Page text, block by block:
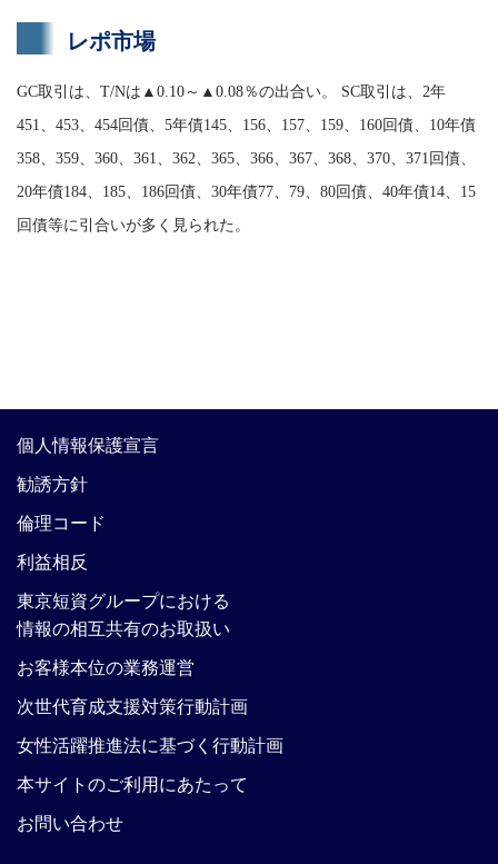
レポ市場
GC取引は、T/Nは▲0.10～▲0.08％の出合い。 SC取引は、2年
451、453、454回債、5年債145、156、157、159、160回債、10年債
358、359、360、361、362、365、366、367、368、370、371回債、
20年債184、185、186回債、30年債77、79、80回債、40年債14、15
回債等に引合いが多く見られた。
個人情報保護宣言
勧誘方針
倫理コード
利益相反
東京短資グループにおける
情報の相互共有のお取扱い
お客様本位の業務運営
次世代育成支援対策行動計画
女性活躍推進法に基づく行動計画
本サイトのご利用にあたって
お問い合わせ